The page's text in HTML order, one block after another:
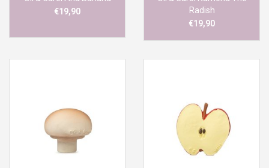
€19,90
Radish
€19,90